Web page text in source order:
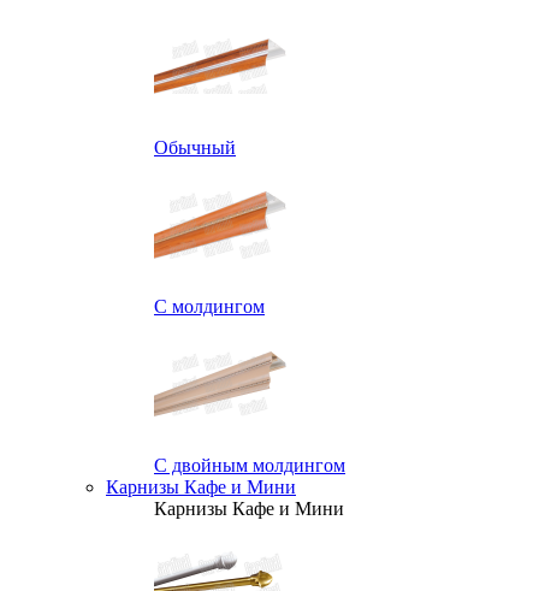
Обычный
С молдингом
С двойным молдингом
Карнизы Кафе и Мини
Карнизы Кафе и Мини